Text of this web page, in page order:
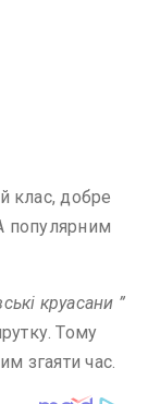
клас, добре
популярним
круасани ”
Тому
згаяти час.